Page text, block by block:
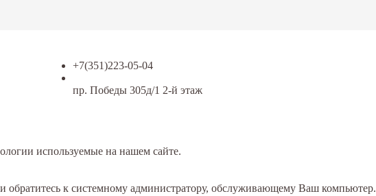
+7(351)223-05-04
пр. Победы 305д/1 2-й этаж
используемые на нашем сайте.
обратитесь к системному администратору, обслуживающему Ваш компьютер.